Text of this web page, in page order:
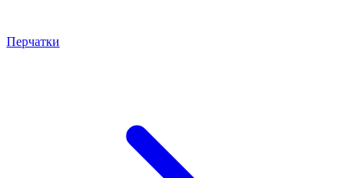
Перчатки